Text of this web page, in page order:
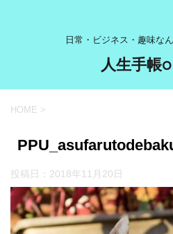
日常・ビジネス・趣味な
人生手帳
HOME >
投稿日： 2018年11月20日